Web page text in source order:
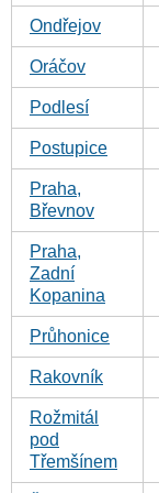
Ondřejov
Oráčov
Podlesí
Postupice
Praha,
Břevnov
Praha,
Zadní
Kopanina
Průhonice
Rakovník
Rožmitál
pod
Třemšínem